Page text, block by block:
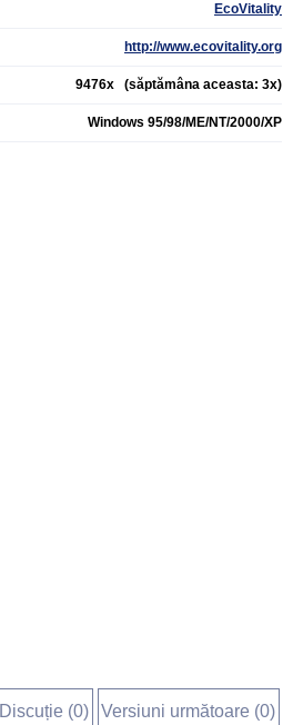
EcoVitality
http://www.ecovitality.org
9476x (săptămâna aceasta: 3x)
Windows 95/98/ME/NT/2000/XP
Discuție (0) Versiuni următoare (0)